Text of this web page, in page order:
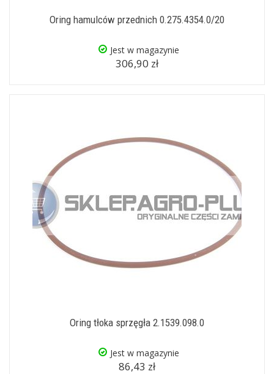
Oring hamulców przednich 0.275.4354.0/20
Jest w magazynie
306,90 zł
Oring tłoka sprzęgła 2.1539.098.0
Jest w magazynie
86,43 zł